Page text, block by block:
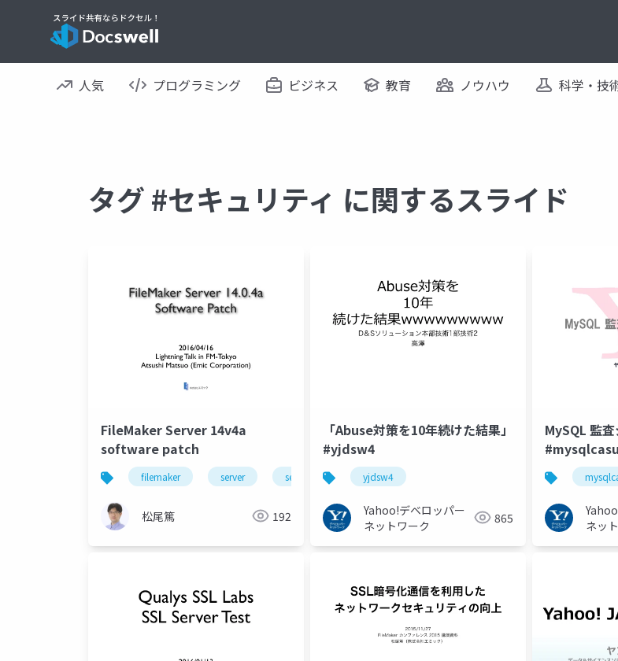
人気 プログラミング ビジネス 教育 ノウハウ 科学・技
タグ #セキュリティ に関するスライド
FileMaker Server 14v4a
software patch
filemaker server security
松尾篤 192
「Abuse対策を10年続けた結果」
#yjdsw4
yjdsw4
Yahoo!デベロッパー
ネットワーク
865
MySQL 監
ネッ